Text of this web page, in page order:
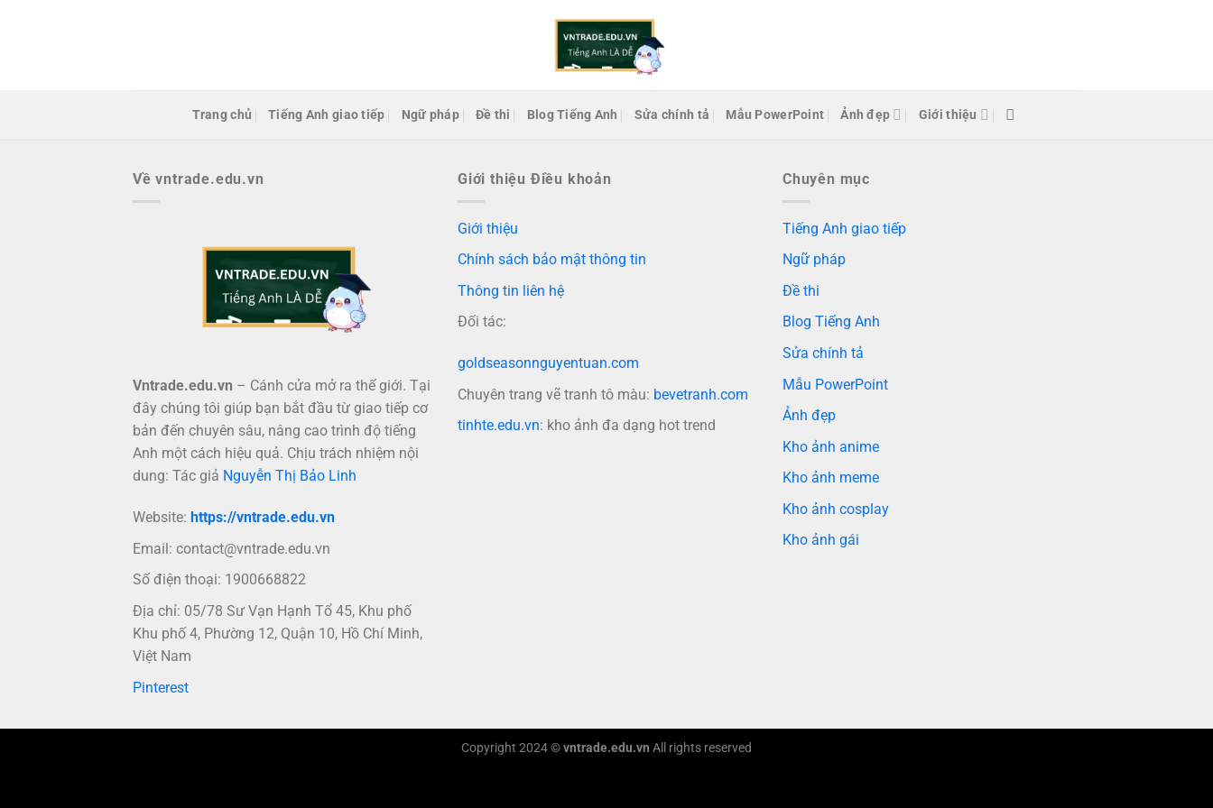
Trang chủ Tiếng Anh giao tiếp Ngữ pháp Đề thi Blog Tiếng Anh Sửa chính tả Mẫu PowerPoint Ảnh đẹp Giới thiệu
Về vntrade.edu.vn
Vntrade.edu.vn – Cánh cửa mở ra thế giới. Tại
đây chúng tôi giúp bạn bắt đầu từ giao tiếp cơ
bản đến chuyên sâu, nâng cao trình độ tiếng
Anh một cách hiệu quả. Chịu trách nhiệm nội
dung: Tác giả Nguyễn Thị Bảo Linh
Website: https://vntrade.edu.vn
Email: contact@vntrade.edu.vn
Số điện thoại: 1900668822
Địa chỉ: 05/78 Sư Vạn Hạnh Tổ 45, Khu phố
Khu phố 4, Phường 12, Quận 10, Hồ Chí Minh,
Việt Nam
Pinterest
Giới thiệu Điều khoản
Giới thiệu
Chính sách bảo mật thông tin
Thông tin liên hệ
Đối tác:
goldseasonnguyentuan.com
Chuyên trang vẽ tranh tô màu: bevetranh.com
tinhte.edu.vn: kho ảnh đa dạng hot trend
Chuyên mục
Tiếng Anh giao tiếp
Ngữ pháp
Đề thi
Blog Tiếng Anh
Sửa chính tả
Mẫu PowerPoint
Ảnh đẹp
Kho ảnh anime
Kho ảnh meme
Kho ảnh cosplay
Kho ảnh gái
Copyright 2024 ©vntrade.edu.vn All rights reserved